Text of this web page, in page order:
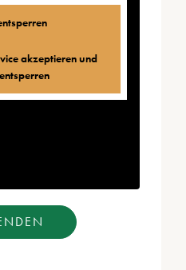
akzeptieren und